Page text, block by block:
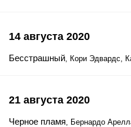
14 августа 2020
Бесстрашный, Кори Эдвардс,
21 августа 2020
Черное пламя, Бернардо